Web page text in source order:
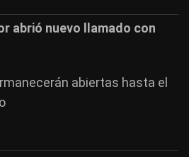
abrió nuevo llamado con
abiertas hasta el